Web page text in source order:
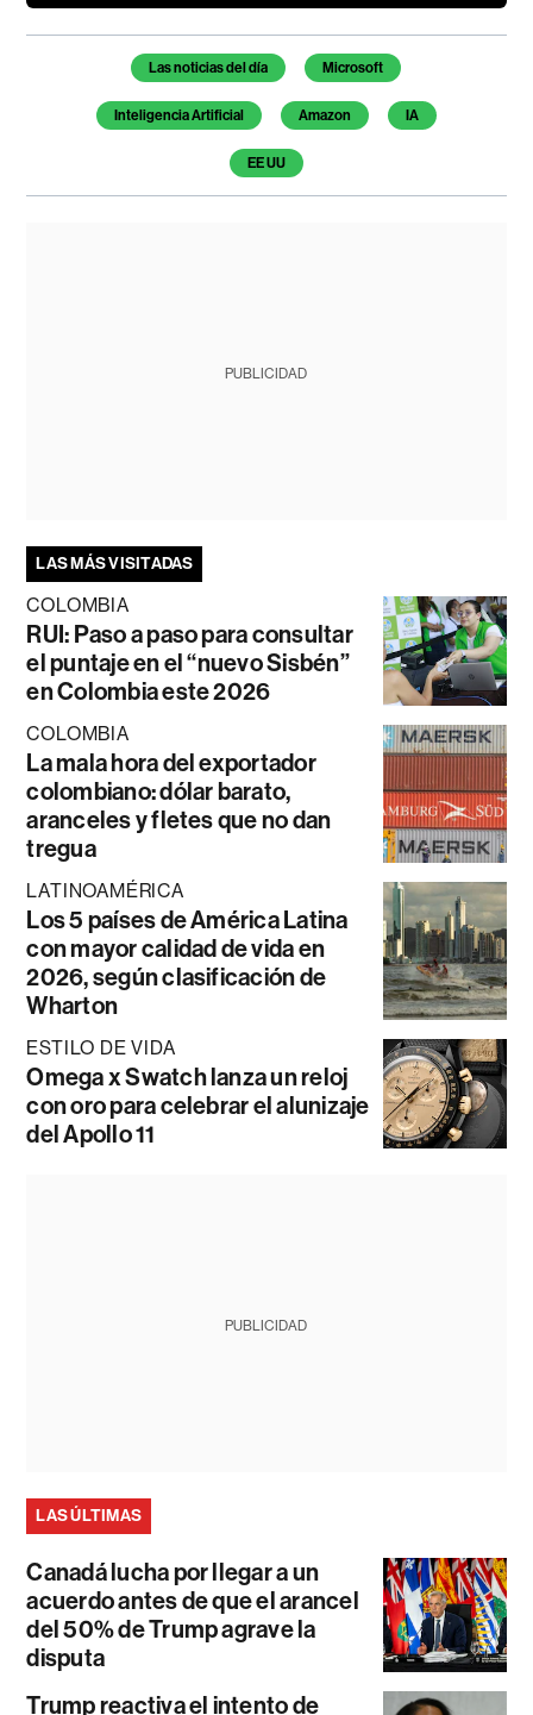
Temas de este artículo
Las noticias del día Microsoft
Inteligencia Artificial Amazon IA
EE UU
PUBLICIDAD
LAS MÁS VISITADAS
COLOMBIA
RUI: Paso a paso para consultar
el puntaje en el “nuevo Sisbén”
en Colombia este 2026
COLOMBIA
La mala hora del exportador
colombiano: dólar barato,
aranceles y fletes que no dan
tregua
LATINOAMÉRICA
Los 5 países de América Latina
con mayor calidad de vida en
2026, según clasificación de
Wharton
ESTILO DE VIDA
Omega x Swatch lanza un reloj
con oro para celebrar el alunizaje
del Apollo 11
PUBLICIDAD
LAS ÚLTIMAS
Canadá lucha por llegar a un
acuerdo antes de que el arancel
del 50% de Trump agrave la
disputa
Trump reactiva el intento de